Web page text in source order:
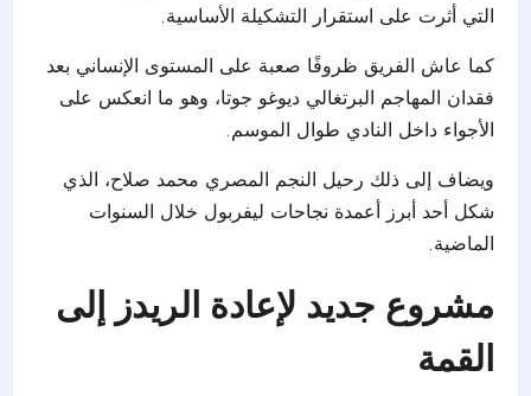
التي أثرت على استقرار التشكيلة الأساسية.
كما عاش الفريق ظروفًا صعبة على المستوى الإنساني بعد
فقدان المهاجم البرتغالي ديوغو جوتا، وهو ما انعكس على
الأجواء داخل النادي طوال الموسم.
ويضاف إلى ذلك رحيل النجم المصري محمد صلاح، الذي
شكل أحد أبرز أعمدة نجاحات ليفربول خلال السنوات
الماضية.
مشروع جديد لإعادة الريدز إلى
القمة